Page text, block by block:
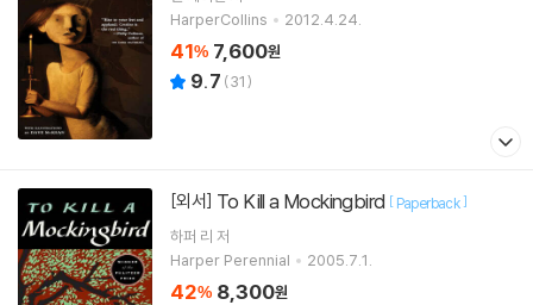
HarperCollins
2012.4.24.
41% 7,600원
9.7 (31)
[외서] To Kill a Mockingbird [ Paperback]
하퍼 리 저
Harper Perennial
2005.7.1.
42% 8,300원